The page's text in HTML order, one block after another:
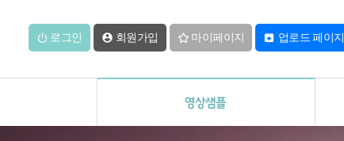
로그인  회원가입 마이페이지  업로드 페이지
영상샘플